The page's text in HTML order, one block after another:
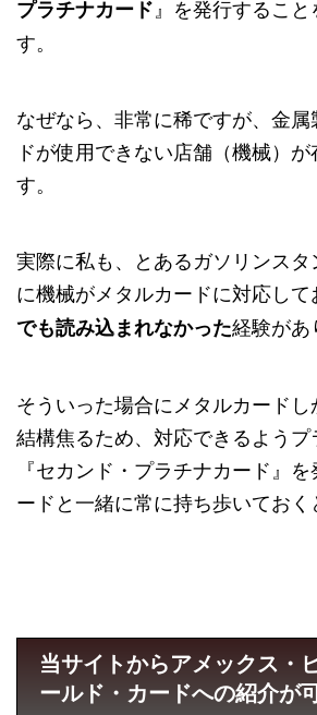
プラチナカード 』を発行するこ
す。
なぜなら、非常に稀ですが、金
ドが使用できない店舗（機械）
す。
実際に私も、とあるガソリンス
に機械がメタルカードに対応して
でも読み込まれなかった経験があ
そういった場合にメタルカードし
結構焦るため、対応できるよう
『セカンド・プラチナカード』
ードと一緒に常に持ち歩いておく
当サイトからアメックス・
ールド・カードへの紹介が